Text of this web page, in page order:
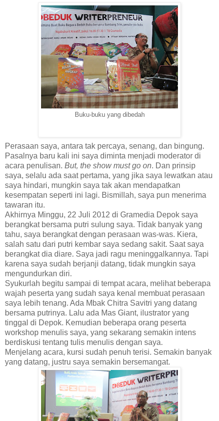
Buku-buku yang dibedah
Perasaan saya, antara tak percaya, senang, dan bingung.
Pasalnya baru kali ini saya diminta menjadi moderator di
acara penulisan. But, the show must go on. Dan prinsip
saya, selalu ada saat pertama, yang jika saya lewatkan atau
saya hindari, mungkin saya tak akan mendapatkan
kesempatan seperti ini lagi. Bismillah, saya pun menerima
tawaran itu.
Akhirnya Minggu, 22 Juli 2012 di Gramedia Depok saya
berangkat bersama putri sulung saya. Tidak banyak yang
tahu, saya berangkat dengan perasaan was-was. Kiera,
salah satu dari putri kembar saya sedang sakit. Saat saya
berangkat dia diare. Saya jadi ragu meninggalkannya. Tapi
karena saya sudah berjanji datang, tidak mungkin saya
mengundurkan diri.
Syukurlah begitu sampai di tempat acara, melihat beberapa
wajah peserta yang sudah saya kenal membuat perasaan
saya lebih tenang. Ada Mbak Chitra Savitri yang datang
bersama putrinya. Lalu ada Mas Giant, ilustrator yang
tinggal di Depok. Kemudian beberapa orang peserta
workshop menulis saya, yang sekarang semakin intens
berdiskusi tentang tulis menulis dengan saya.
Menjelang acara, kursi sudah penuh terisi. Semakin banyak
yang datang, justru saya semakin bersemangat.